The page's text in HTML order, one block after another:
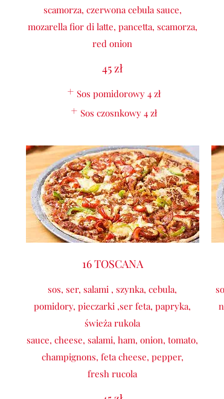
scamorza, czerwona cebula sauce,
mozarella fior di latte, pancetta, scamorza,
red onion
45 zł
Sos pomidorowy 4 zł
Sos czosnkowy 4 zł
16 TOSCANA
sos, ser, salami , szynka, cebula,
pomidory, pieczarki ,ser feta, papryka,
świeża rukola
sauce, cheese, salami, ham, onion, tomato,
champignons, feta cheese, pepper,
fresh rucola